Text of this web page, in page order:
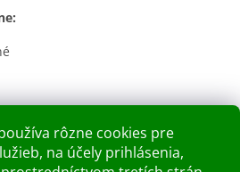
rôzne cookies pre
na účely prihlásenia,